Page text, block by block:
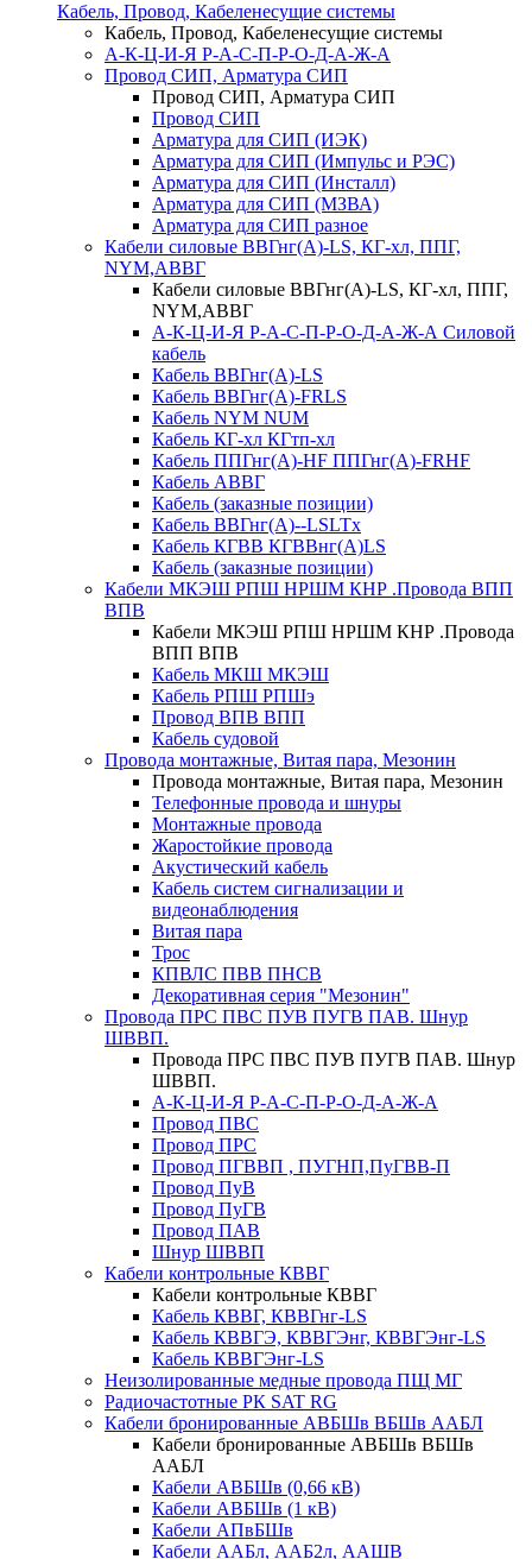
Кабель, Провод, Кабеленесущие системы
Кабель, Провод, Кабеленесущие системы
А-К-Ц-И-Я Р-А-С-П-Р-О-Д-А-Ж-А
Провод СИП, Арматура СИП
Провод СИП, Арматура СИП
Провод СИП
Арматура для СИП (ИЭК)
Арматура для СИП (Импульс и РЭС)
Арматура для СИП (Инсталл)
Арматура для СИП (МЗВА)
Арматура для СИП разное
Кабели силовые ВВГнг(А)-LS, КГ-хл, ППГ,
NYM,АВВГ
Кабели силовые ВВГнг(А)-LS, КГ-хл, ППГ,
NYM,АВВГ
А-К-Ц-И-Я Р-А-С-П-Р-О-Д-А-Ж-А Силовой
кабель
Кабель ВВГнг(А)-LS
Кабель ВВГнг(А)-FRLS
Кабель NYM NUM
Кабель КГ-хл КГтп-хл
Кабель ППГнг(А)-HF ППГнг(А)-FRHF
Кабель АВВГ
Кабель (заказные позиции)
Кабель ВВГнг(А)--LSLTx
Кабель КГВВ КГВВнг(А)LS
Кабель (заказные позиции)
Кабели МКЭШ РПШ НРШМ КНР .Провода ВПП
ВПВ
Кабели МКЭШ РПШ НРШМ КНР .Провода
ВПП ВПВ
Кабель МКШ МКЭШ
Кабель РПШ РПШэ
Провод ВПВ ВПП
Кабель судовой
Провода монтажные, Витая пара, Мезонин
Провода монтажные, Витая пара, Мезонин
Телефонные провода и шнуры
Монтажные провода
Жаростойкие провода
Акустический кабель
Кабель систем сигнализации и
видеонаблюдения
Витая пара
Трос
КПВЛС ПВВ ПНСВ
Декоративная серия "Мезонин"
Провода ПРС ПВС ПУВ ПУГВ ПАВ. Шнур
ШВВП.
Провода ПРС ПВС ПУВ ПУГВ ПАВ. Шнур
ШВВП.
А-К-Ц-И-Я Р-А-С-П-Р-О-Д-А-Ж-А
Провод ПВС
Провод ПРС
Провод ПГВВП , ПУГНП,ПуГВВ-П
Провод ПуВ
Провод ПуГВ
Провод ПАВ
Шнур ШВВП
Кабели контрольные КВВГ
Кабели контрольные КВВГ
Кабель КВВГ, КВВГнг-LS
Кабель КВВГЭ, КВВГЭнг, КВВГЭнг-LS
Кабель КВВГЭнг-LS
Неизолированные медные провода ПЩ МГ
Радиочастотные РК SAT RG
Кабели бронированные АВБШв ВБШв ААБЛ
Кабели бронированные АВБШв ВБШв
ААБЛ
Кабели АВБШв (0,66 кВ)
Кабели АВБШв (1 кВ)
Кабели АПвБШв
Кабели ААБл, ААБ2л, ААШВ